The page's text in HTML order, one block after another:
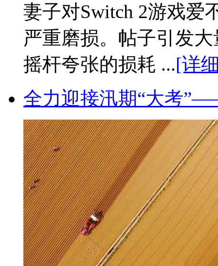
妻子对Switch 2游戏爱
严重磨损。帖子引发
摇杆夸张的损耗 ...[详
全力迎接汛期“大考